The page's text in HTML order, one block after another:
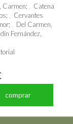
Carmen;
Catena
;
Cervantes
;
Del Carmen,
Fernández,
comprar